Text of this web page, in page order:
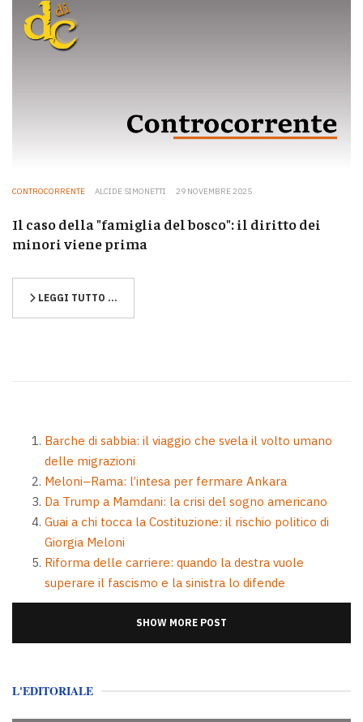
CONTROCORRENTE ALCIDE SIMONETTI 29 NOVEMBRE 2025
Il caso della "famiglia del bosco": il diritto dei
minori viene prima
LEGGI TUTTO …
Barche di sabbia: il viaggio che svela il volto umano
delle migrazioni
Meloni–Rama: l’intesa per fermare Ankara
Da Trump a Mamdani: la crisi del sogno americano
Guai a chi tocca la Costituzione: il rischio politico di
Giorgia Meloni
Riforma delle carriere: quando la destra vuole
superare il fascismo e la sinistra lo difende
SHOW MORE POST
L'EDITORIALE